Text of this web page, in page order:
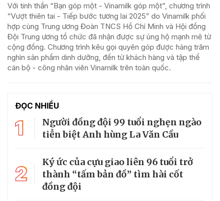
Với tinh thần “Bạn góp một - Vinamilk góp một”, chương trình
“Vượt thiên tai - Tiếp bước tương lai 2025” do Vinamilk phối
hợp cùng Trung ương Đoàn TNCS Hồ Chí Minh và Hội đồng
Đội Trung ương tổ chức đã nhận được sự ủng hộ mạnh mẽ từ
cộng đồng. Chương trình kêu gọi quyên góp được hàng trăm
nghìn sản phẩm dinh dưỡng, đến từ khách hàng và tập thể
cán bộ - công nhân viên Vinamilk trên toàn quốc.
ĐỌC NHIỀU
1
Người đồng đội 99 tuổi nghẹn ngào
tiễn biệt Anh hùng La Văn Cầu
2
Ký ức của cựu giao liên 96 tuổi trở
thành “tấm bản đồ” tìm hài cốt
đồng đội